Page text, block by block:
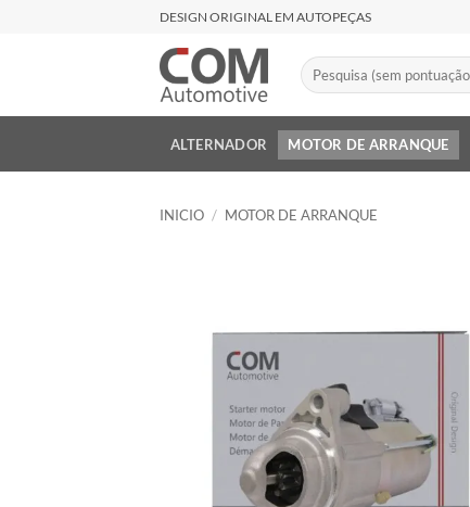
DESIGN ORIGINAL EM AUTOPEÇAS
Buscar
por:
ALTERNADOR MOTOR DE ARRANQUE
INICIO / MOTOR DE ARRANQUE